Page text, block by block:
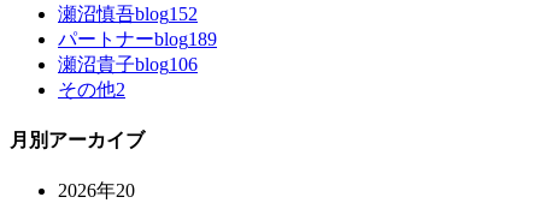
瀬沼慎吾blog152
パートナーblog189
瀬沼貴子blog106
その他2
月別アーカイブ
2026年20